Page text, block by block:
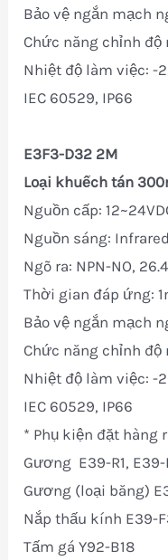
Bảo vệ ngắn mạch
Chức năng chỉnh độ
Nhiệt độ làm việc: -
IEC 60529, IP66
E3F3-D32 2M
Loại khuếch tán
Nguồn cấp:
Nguồn sáng:
Ngõ ra: NPN-NO,
Thời gian đáp ứng:
Bảo vệ ngắn mạch
Chức năng chỉnh độ
Nhiệt độ làm việc: -
IEC 60529, IP66
* Phụ kiện đặt hàng
Gương E39-R1, E39-
Gương (loại băng)
Nắp thấu kính E39-
Tấm gá Y92-B18